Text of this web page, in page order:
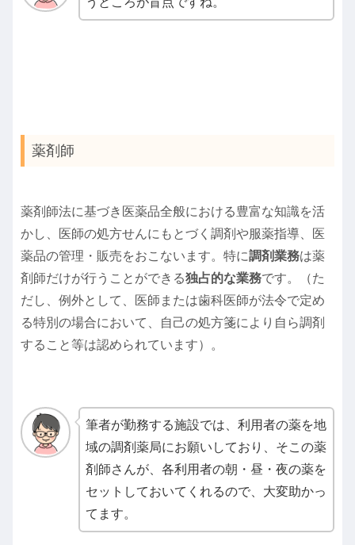
薬剤師
薬剤師法に基づき医薬品全般における豊富な知識を活
かし、医師の処方せんにもとづく調剤や服薬指導、医
薬品の管理・販売をおこないます。特に調剤業務は薬
剤師だけが行うことができる独占的な業務です。（た
だし、例外として、医師または歯科医師が法令で定め
る特別の場合において、自己の処方箋により自ら調剤
すること等は認められています）。
筆者が勤務する施設では、利用者の薬を地
域の調剤薬局にお願いしており、そこの薬
剤師さんが、各利用者の朝・昼・夜の薬を
セットしておいてくれるので、大変助かっ
てます。